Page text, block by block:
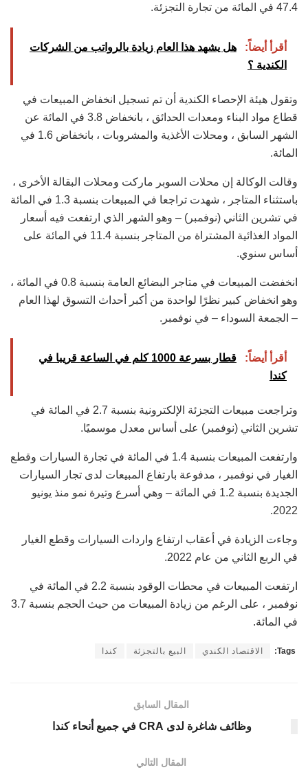
47.4 في المائة من تجارة التجزئة.
أقرأ أيضاً:
هل يشهد هذا العام زيادة بالرواتب من الشركات
الكندية ؟
وتقول هيئة الإحصاء الكندية أن تم تسجيل انخفاض المبيعات في
قطاع مواد البناء ومعدات الحدائق ، بانخفاض 3.8 في المائة عن
الشهر السابق ، ومحلات الأغذية والمشروبات ، بانخفاض 1.6 في
المائة.
وقالت الوكالة إن محلات السوبر ماركت ومحلات البقالة الأخرى ،
باستثناء المتاجر ، شهدت تراجعا في المبيعات بنسبة 1.3 في المائة
في تشرين الثاني (نوفمبر) – وهو الشهر الذي ارتفعت فيه أسعار
المواد الغذائية المشتراة من المتاجر بنسبة 11.4 في المائة على
أساس سنوي.
انخفضت المبيعات في متاجر البضائع العامة بنسبة 0.8 في المائة ،
وهو انخفاض كبير نظرًا لواحدة من أكبر أحداث التسوق لهذا العام
– الجمعة السوداء – في نوفمبر.
أقرأ أيضاً:
قطار بسرعة 1000 كلم في الساعة قريبا في
كندا
وتراجعت مبيعات التجزئة الإلكترونية بنسبة 2.7 في المائة في
تشرين الثاني (نوفمبر) على أساس معدل موسميًا.
وارتفعت المبيعات بنسبة 1.4 في المائة في تجارة السيارات وقطع
الغيار في نوفمبر ، مدفوعة بارتفاع المبيعات لدى تجار السيارات
الجديدة بنسبة 1.2 في المائة – وهي أسرع وتيرة نمو منذ يونيو
2022.
وجاءت الزيادة في أعقاب ارتفاع واردات السيارات وقطع الغيار
في الربع الثاني من عام 2022.
ارتفعت المبيعات في محطات الوقود بنسبة 2.2 في المائة في
نوفمبر ، على الرغم من زيادة المبيعات من حيث الحجم بنسبة 3.7
في المائة.
Tags: الاقتصاد الكندي البيع بالتجزئة كندا
المقال السابق
وظائف شاغرة لدى CRA في جميع أنحاء كندا
المقال التالي